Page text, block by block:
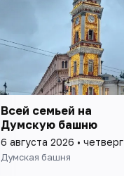
Всей семьей на
Думскую башню
6 августа 2026 • четверг
Думская башня